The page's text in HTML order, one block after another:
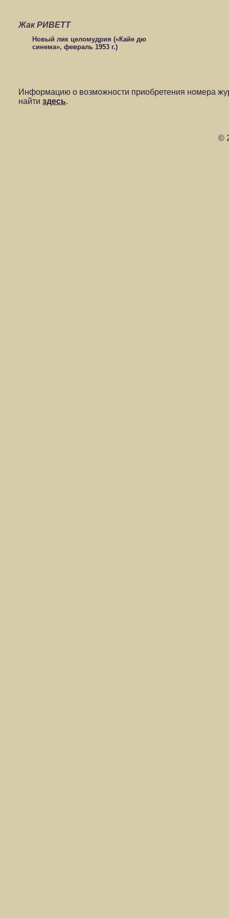
Жак РИВЕТТ
Новый лик целомудрия («Кайе дю
синема», февраль 1953 г.)
Информацию о возможности приобретения номера
найти здесь.
©